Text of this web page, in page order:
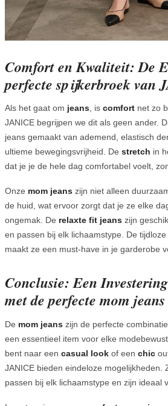
Comfort en Kwaliteit: De
perfecte spijkerbroek van
Als het gaat om jeans, is comfort net zo
JANICE begrijpen we dit als geen ander.
jeans gemaakt van ademend, elastisch
ultieme bewegingsvrijheid. De stretch in
dat je je de hele dag comfortabel voelt,
Onze mom jeans zijn niet alleen
de huid, wat ervoor zorgt dat je ze elke
ongemak. De relaxte fit jeans zijn
en passen bij elk lichaamstype. De
maakt ze een must-have in je garderobe
Conclusie: Een
met de perfecte mom jeans
De mom jeans zijn de perfecte
een essentieel item voor elke
bent naar een casual look of een chic
JANICE bieden eindeloze mogelijkheden.
passen bij elk lichaamstype en zijn ideaal